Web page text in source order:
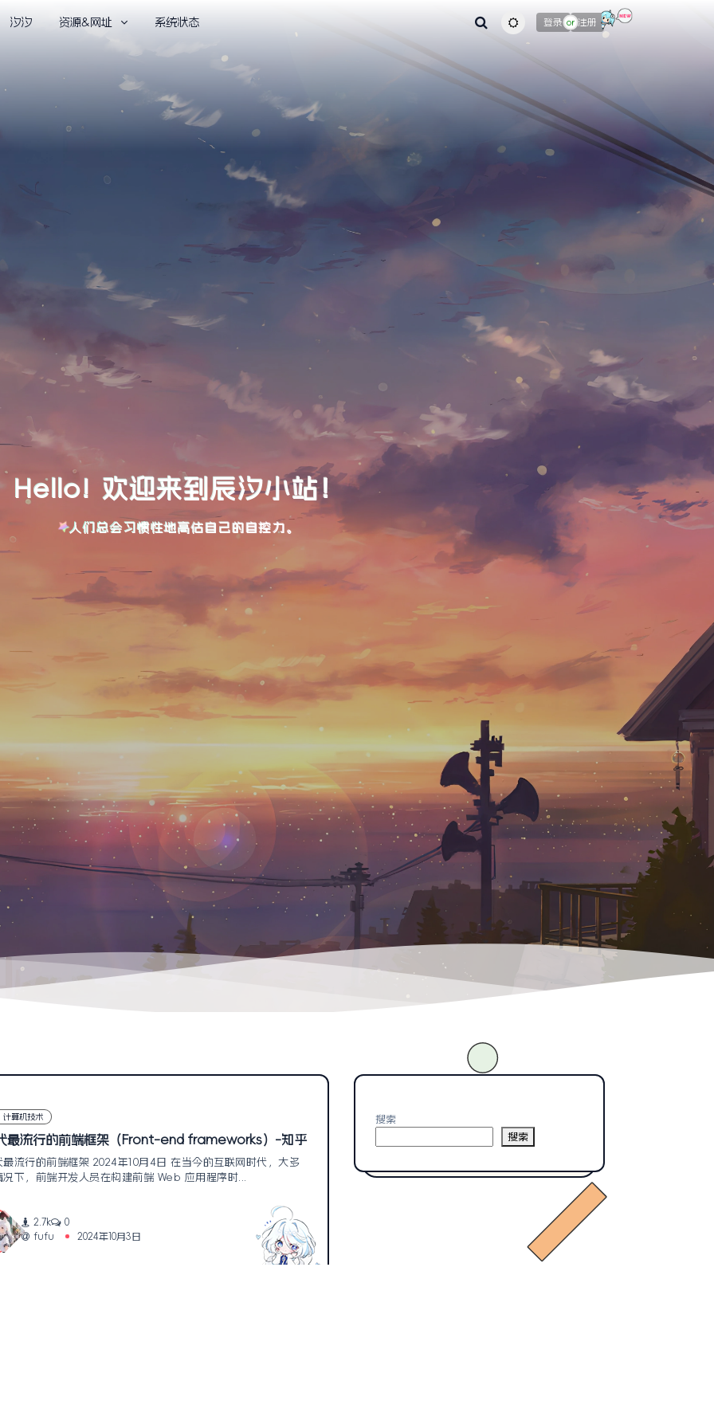
汐汐 资源&网址 系统状态 主题颜色切换
登录 or 注册
Hello! 欢迎来到辰汐小站！
人们总会习惯性地高估自己的自控力。
计算机技术
最流行的前端框架（Front-end frameworks）-知乎
最流行的前端框架 2024年10月4日 在当今的互联网时代，大多
况下，前端开发人员在构建前端 Web 应用程序时...
2.7k
0
fufu
2024年10月3日
搜索
搜索